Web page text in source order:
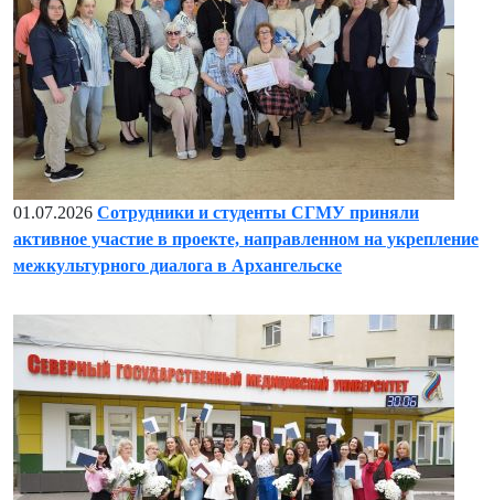
01.07.2026 Сотрудники и студенты СГМУ приняли
активное участие в проекте, направленном на укрепление
межкультурного диалога в Архангельске